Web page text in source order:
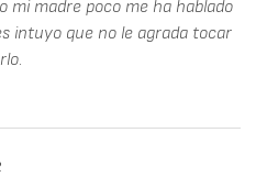
mi madre poco me ha hablado
intuyo que no le agrada tocar